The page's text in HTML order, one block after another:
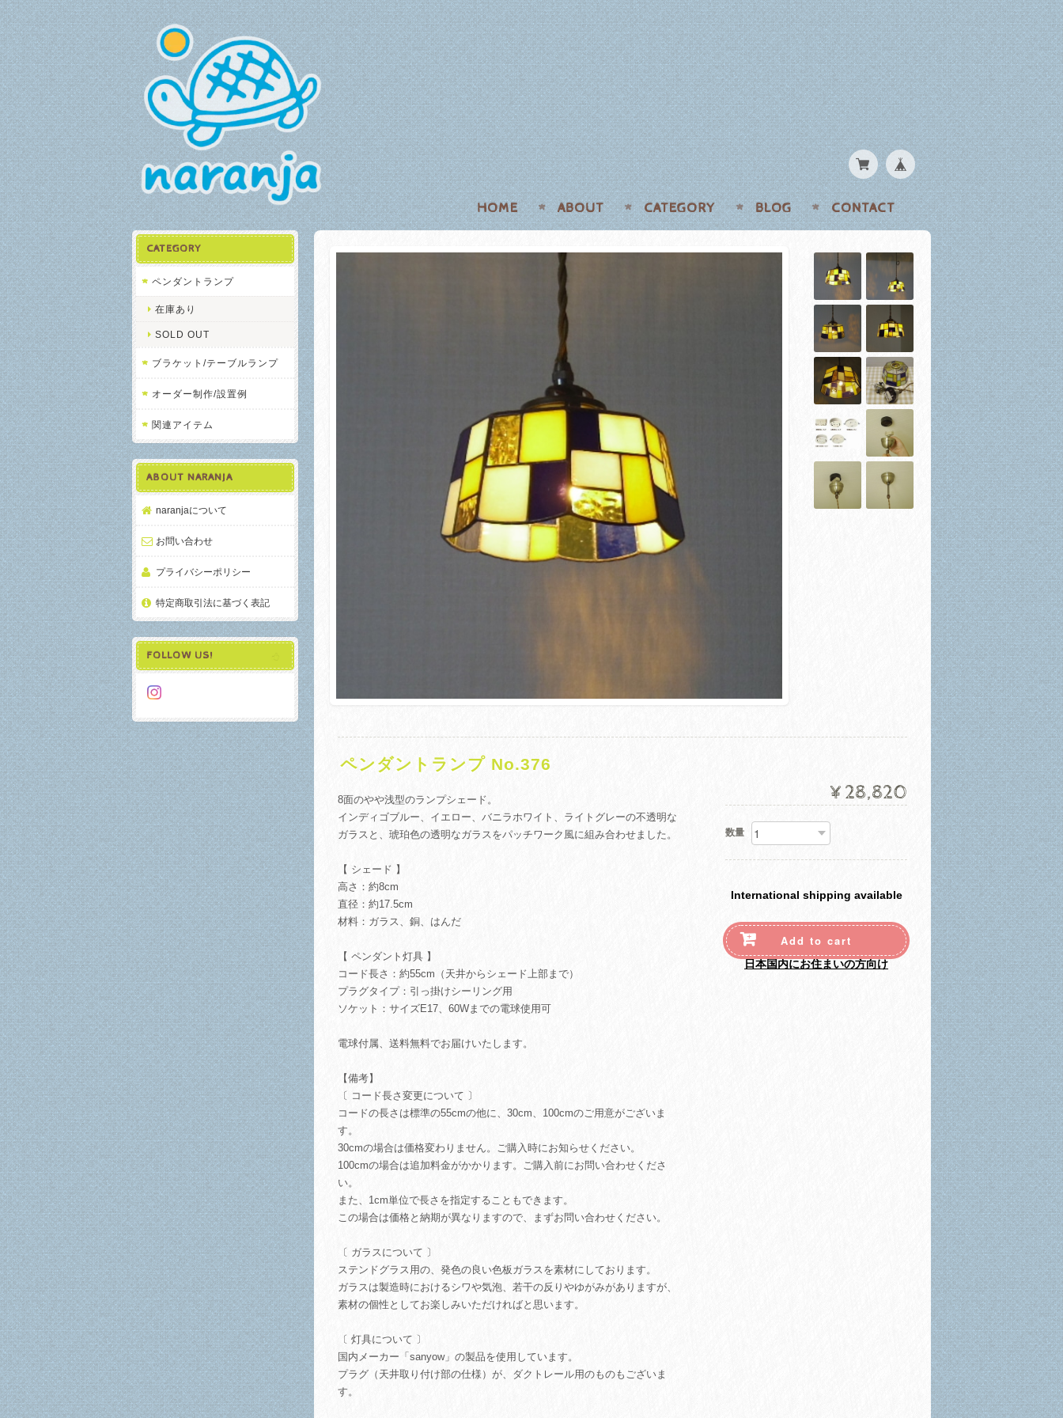
HOME ABOUT CATEGORY BLOG CONTACT
ペンダントランプ No.376
8面のやや浅型のランプシェード。
インディゴブルー、イエロー、バニラホワイト、ライトグレーの不透明な
ガラスと、琥珀色の透明なガラスをパッチワーク風に組み合わせました。
【 シェード 】
高さ：約8cm
直径：約17.5cm
材料：ガラス、銅、はんだ
【 ペンダント灯具 】
コード長さ：約55cm（天井からシェード上部まで）
プラグタイプ：引っ掛けシーリング用
ソケット：サイズE17、60Wまでの電球使用可
電球付属、送料無料でお届けいたします。
【備考】
〔 コード長さ変更について 〕
コードの長さは標準の55cmの他に、30cm、100cmのご用意がございま
す。
30cmの場合は価格変わりません。ご購入時にお知らせください。
100cmの場合は追加料金がかかります。ご購入前にお問い合わせくださ
い。
また、1cm単位で長さを指定することもできます。
この場合は価格と納期が異なりますので、まずお問い合わせください。
〔 ガラスについて 〕
ステンドグラス用の、発色の良い色板ガラスを素材にしております。
ガラスは製造時におけるシワや気泡、若干の反りやゆがみがありますが、
素材の個性としてお楽しみいただければと思います。
〔 灯具について 〕
国内メーカー「sanyow」の製品を使用しています。
プラグ（天井取り付け部の仕様）が、ダクトレール用のものもございま
す。
¥28,820
数量
International shipping available
Add to cart
日本国内にお住まいの方向け
CATEGORY
ペンダントランプ
在庫あり
SOLD OUT
ブラケット/テーブルランプ
オーダー制作/設置例
関連アイテム
ABOUT NARANJA
naranjaについて
お問い合わせ
プライバシーポリシー
特定商取引法に基づく表記
FOLLOW US!